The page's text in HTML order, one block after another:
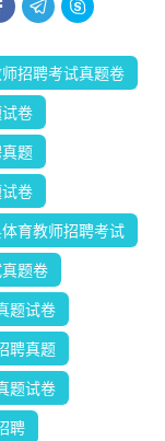
 
招聘考试真题卷
卷
题
卷
育教师招聘考试
题卷
题试卷
聘真题
题试卷
聘